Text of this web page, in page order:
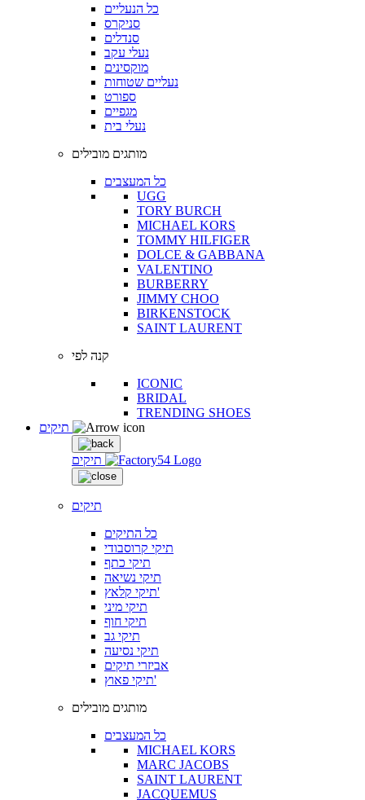
כל הנעליים
סניקרס
סנדלים
נעלי עקב
מוקסינים
נעליים שטוחות
ספורט
מגפיים
נעלי בית
מותגים מובילים
כל המעצבים
UGG
TORY BURCH
MICHAEL KORS
TOMMY HILFIGER
DOLCE & GABBANA
VALENTINO
BURBERRY
JIMMY CHOO
BIRKENSTOCK
SAINT LAURENT
קנה לפי
ICONIC
BRIDAL
TRENDING SHOES
תיקים
תיקים
כל התיקים
תיקי קרוסבודי
תיקי כתף
תיקי נשיאה
תיקי קלאץ'
תיקי מיני
תיקי חוף
תיקי גב
תיקי נסיעה
אביזרי תיקים
תיקי פאוץ'
מותגים מובילים
כל המעצבים
MICHAEL KORS
MARC JACOBS
SAINT LAURENT
JACQUEMUS